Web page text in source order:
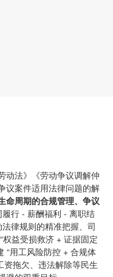
动法》《劳动争议调解仲
议案件适用法律问题的解
命周期的合规管理、争议
履行 - 薪酬福利 - 离职结
律规则的精准把握、司
益受损救济 + 证据固定
“用工风险防控 + 合规体
资拖欠、违法解除等民生